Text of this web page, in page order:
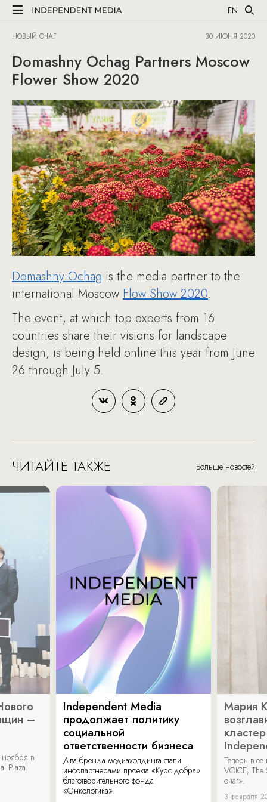
EN
НОВЫЙ ОЧАГ 30 ИЮНЯ 2020
Domashny Ochag Partners Moscow
Flower Show 2020
Domashny Ochag is the media partner to the
international Moscow Flow Show 2020.
The event, at which top experts from 16
countries share their visions for landscape
design, is being held online this year from June
26 through July 5.
ЧИТАЙТЕ ТАКЖЕ Больше новостей
–
ноября в
Plaza.
Independent Media
продолжает политику
социальной
ответственности бизнеса
Два бренда медиахолдинга стали
инфопартнерами проекта «Курс добра»
благотворительного фонда
«Онкологика».
Мария
Теперь в
VOICE,
очаг».
3 февраля